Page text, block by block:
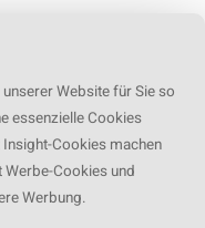
Website für Sie so
essenzielle Cookies
Cookies machen
Cookies und
Werbung.